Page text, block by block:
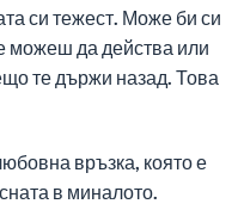
си тежест. Може би си
можеш да действа или
те държи назад. Това
връзка, която е
в миналото.